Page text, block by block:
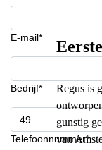
E-mail*
Bedrijf*
Telefoonnummer*
Regus is
gunstig
van